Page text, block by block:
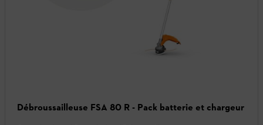
Débroussailleuse FSA 80 R - Pack batterie et chargeur